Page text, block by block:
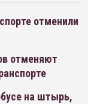
отменили
отменяют
на штырь,